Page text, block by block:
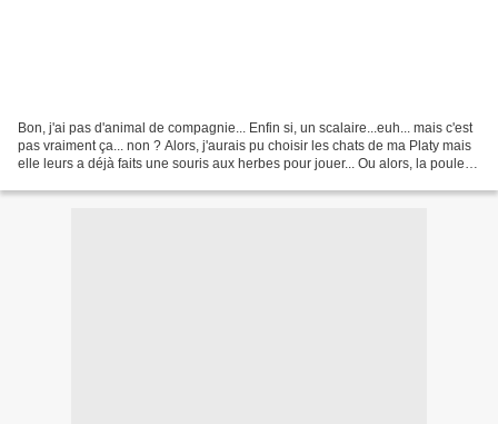
Bon, j'ai pas d'animal de compagnie... Enfin si, un scalaire...euh... mais c'est
pas vraiment ça... non ? Alors, j'aurais pu choisir les chats de ma Platy mais
elle leurs a déjà faits une souris aux herbes pour jouer... Ou alors, la poulette